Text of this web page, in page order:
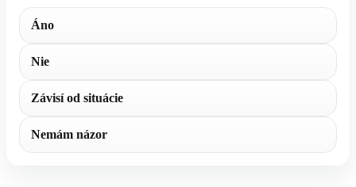
Áno
Nie
Závisí od situácie
Nemám názor